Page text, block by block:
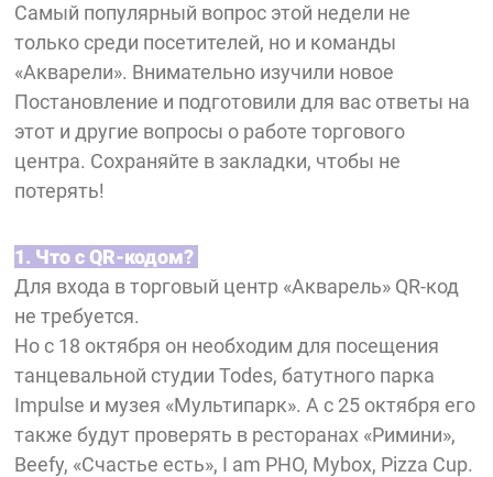
Самый популярный вопрос этой недели не
только среди посетителей, но и команды
«Акварели». Внимательно изучили новое
Постановление и подготовили для вас ответы на
этот и другие вопросы о работе торгового
центра. Сохраняйте в закладки, чтобы не
потерять!
1. Что с QR-кодом?
Для входа в торговый центр «Акварель» QR-код
не требуется.
Но с 18 октября он необходим для посещения
танцевальной студии Todes, батутного парка
Impulse и музея «Мультипарк». А с 25 октября его
также будут проверять в ресторанах «Римини»,
Beefy, «Счастье есть», I am PHO, Mybox, Pizza Cup.